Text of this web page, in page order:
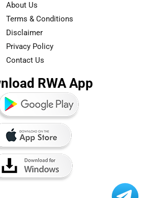
About Us
Terms & Conditions
Disclaimer
Privacy Policy
Contact Us
RWA App